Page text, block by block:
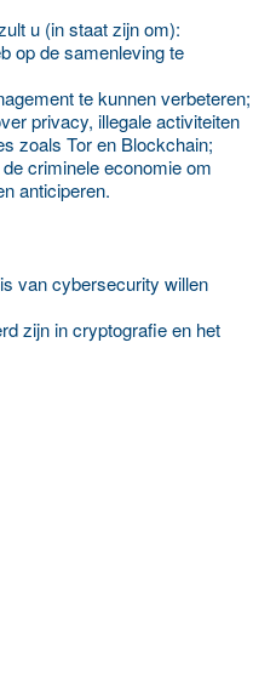
u (in staat zijn om):
op de samenleving te
te kunnen verbeteren;
privacy, illegale activiteiten
zoals Tor en Blockchain;
criminele economie om
anticiperen.
van cybersecurity willen
zijn in cryptografie en het